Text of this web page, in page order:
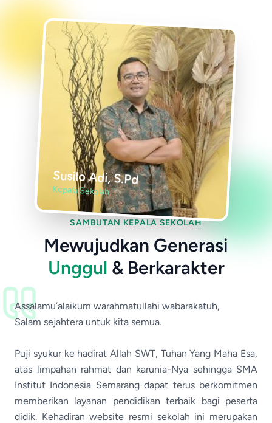
Susilo Adi, S.Pd
Kepala Sekolah
SAMBUTAN KEPALA SEKOLAH
Mewujudkan Generasi
Unggul & Berkarakter
Assalamu’alaikum warahmatullahi wabarakatuh,
Salam sejahtera untuk kita semua.
Puji syukur ke hadirat Allah SWT, Tuhan Yang Maha Esa,
atas limpahan rahmat dan karunia-Nya sehingga SMA
Institut Indonesia Semarang dapat terus berkomitmen
memberikan layanan pendidikan terbaik bagi peserta
didik. Kehadiran website resmi sekolah ini merupakan